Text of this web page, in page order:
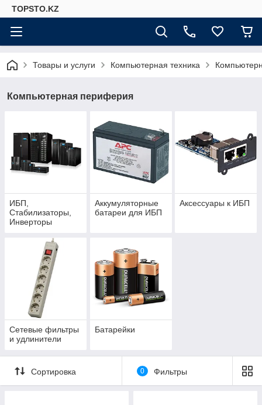
TOPSTO.KZ
Товары и услуги Компьютерная техника
Компьютерная периферия
ИБП,
Стабилизаторы,
Инверторы
Аккумуляторные
батареи для ИБП
Аксессуары к ИБП
Сетевые фильтры
и удлинители
Батарейки
Сортировка 0 Фильтры